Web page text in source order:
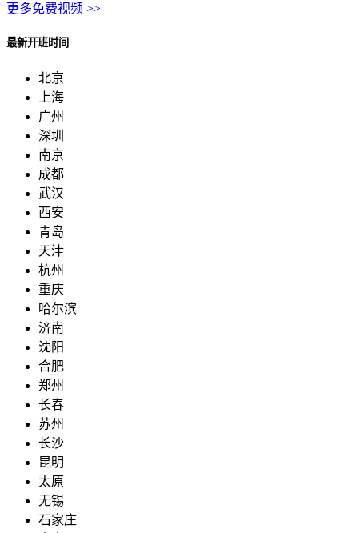
更多免费视频 >>
最新开班时间
北京
上海
广州
深圳
南京
成都
武汉
西安
青岛
天津
杭州
重庆
哈尔滨
济南
沈阳
合肥
郑州
长春
苏州
长沙
昆明
太原
无锡
石家庄